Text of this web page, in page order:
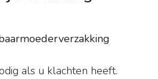
als u klachten heeft.